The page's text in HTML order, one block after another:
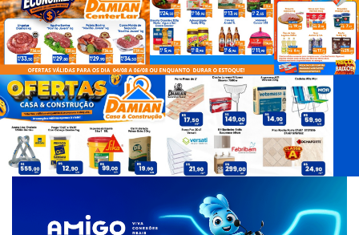
d
e
a
g
s